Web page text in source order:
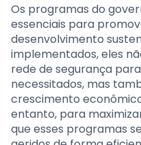
Os programas do
essenciais para
desenvolvimento
implementados, eles
rede de segurança
necessitados, mas
crescimento
entanto, para
que esses programas